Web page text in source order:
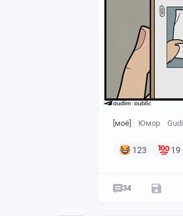
[моё] Юмор
123 19
34